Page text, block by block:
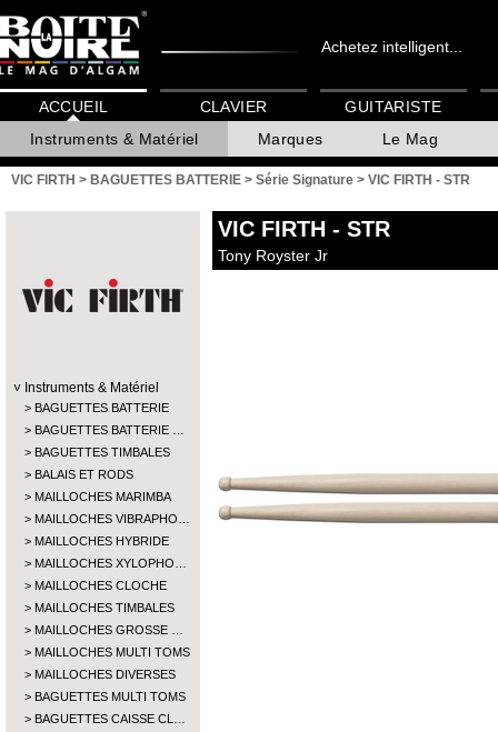
Achetez intelligent...
ACCUEIL
Instruments & Matériel
Marques Le Mag
CLAVIER GUITARISTE
VIC FIRTH > BAGUETTES BATTERIE > Série Signature > VIC FIRTH - STR
Instruments & Matériel
BAGUETTES BATTERIE
BAGUETTES BATTERIE …
BAGUETTES TIMBALES
BALAIS ET RODS
MAILLOCHES MARIMBA
MAILLOCHES VIBRAPHO…
MAILLOCHES HYBRIDE
MAILLOCHES XYLOPHO…
MAILLOCHES CLOCHE
MAILLOCHES TIMBALES
MAILLOCHES GROSSE …
MAILLOCHES MULTI TOMS
MAILLOCHES DIVERSES
BAGUETTES MULTI TOMS
BAGUETTES CAISSE CL…
VIC FIRTH - STR
Tony Royster Jr